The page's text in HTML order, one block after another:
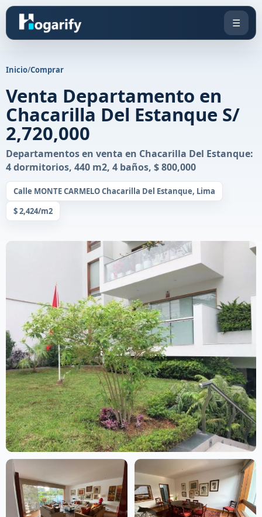
☰
Inicio/Comprar
Venta Departamento en
Chacarilla Del Estanque S/
2,720,000
Departamentos en venta en Chacarilla Del Estanque:
4 dormitorios, 440 m2, 4 baños, $ 800,000
Calle MONTE CARMELO Chacarilla Del Estanque, Lima
$ 2,424/m2